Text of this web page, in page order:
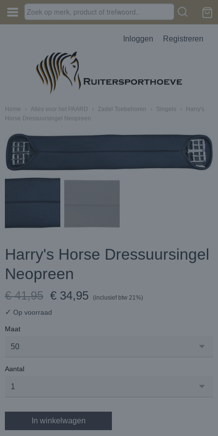
Inloggen Registreren
Home › Alles voor het PAARD › Zadel Toebehoren › Singels ›
Harry's
Horse Dressuursingel Neopreen
Harry's Horse Dressuursingel
Neopreen
€ 41,95 € 34,95 (inclusief btw 21%)
✓ Op voorraad
Maat
Aantal
In winkelwagen